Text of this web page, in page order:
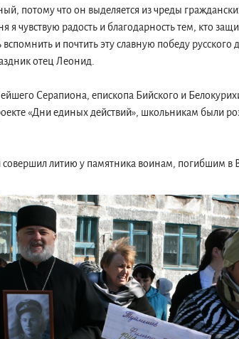
потому что он выделяется из чреды
я чувствую радость и благодарность тем, кто
и почтить эту славную победу русского
отец Леонид.
Серапиона, епископа Бийского и
«Дни единых действий», школьникам были
литию у памятника воинам, погибшим в